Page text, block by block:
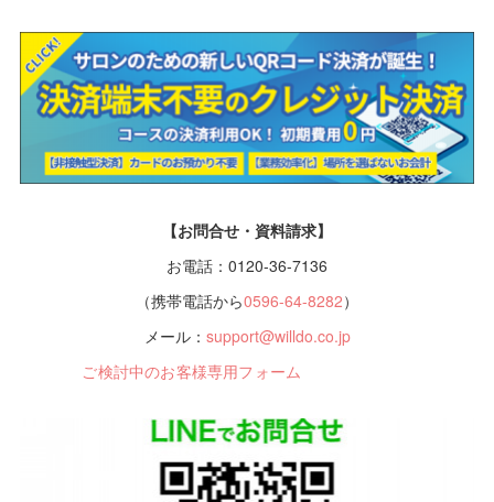
【お問合せ・資料請求】
お電話：0120-36-7136
（携帯電話から0596-64-8282）
メール： support@willdo.co.jp
ご検討中のお客様専用フォーム